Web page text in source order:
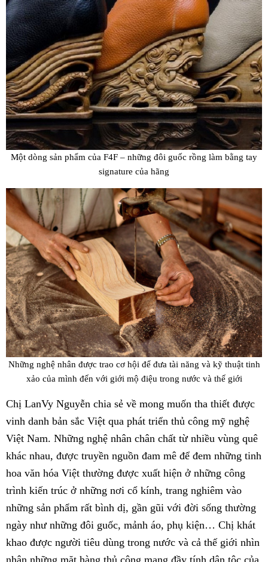
Một dòng sản phẩm của F4F – những đôi guốc rồng làm bằng tay
signature của hãng
Những nghệ nhân được trao cơ hội để đưa tài năng và kỹ thuật tinh
xảo của mình đến với giới mộ điệu trong nước và thế giới
Chị LanVy Nguyễn chia sẻ về mong muốn tha thiết được
vinh danh bản sắc Việt qua phát triển thủ công mỹ nghệ
Việt Nam. Những nghệ nhân chân chất từ nhiều vùng quê
khác nhau, được truyền nguồn đam mê để đem những tinh
hoa văn hóa Việt thường được xuất hiện ở những công
trình kiến trúc ở những nơi cổ kính, trang nghiêm vào
những sản phẩm rất bình dị, gần gũi với đời sống thường
ngày như những đôi guốc, mảnh áo, phụ kiện… Chị khát
khao được người tiêu dùng trong nước và cả thế giới nhìn
nhận những mặt hàng thủ công mang đầy tính dân tộc của